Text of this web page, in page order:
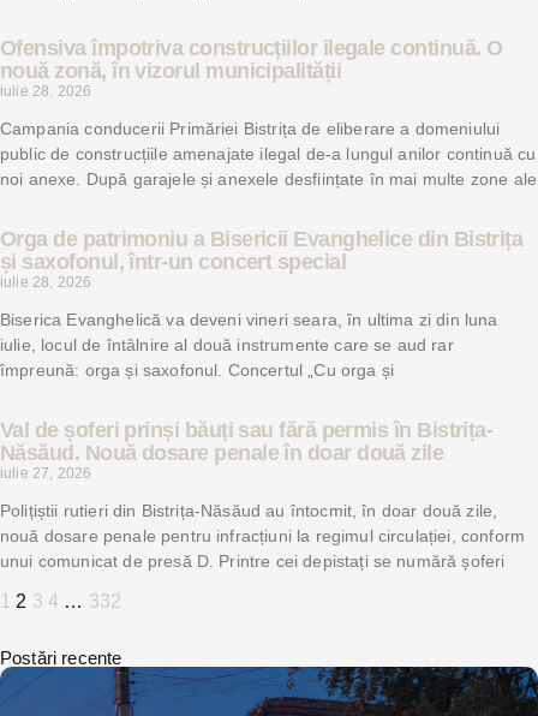
Ofensiva împotriva construcțiilor ilegale continuă. O
nouă zonă, în vizorul municipalității
iulie 28, 2026
Campania conducerii Primăriei Bistrița de eliberare a domeniului
public de construcțiile amenajate ilegal de-a lungul anilor continuă cu
noi anexe. După garajele și anexele desființate în mai multe zone ale
Orga de patrimoniu a Bisericii Evanghelice din Bistrița
și saxofonul, într-un concert special
iulie 28, 2026
Biserica Evanghelică va deveni vineri seara, în ultima zi din luna
iulie, locul de întâlnire al două instrumente care se aud rar
împreună: orga și saxofonul. Concertul „Cu orga și
Val de șoferi prinși băuți sau fără permis în Bistrița-
Năsăud. Nouă dosare penale în doar două zile
iulie 27, 2026
Polițiștii rutieri din Bistrița-Năsăud au întocmit, în doar două zile,
nouă dosare penale pentru infracțiuni la regimul circulației, conform
unui comunicat de presă D. Printre cei depistați se numără șoferi
1 2 3 4 … 332
Postări recente